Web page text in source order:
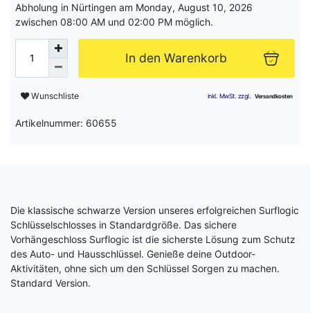
Abholung in Nürtingen am Monday, August 10, 2026
zwischen 08:00 AM und 02:00 PM möglich.
In den Warenkorb
Wunschliste
Artikelnummer: 60655
Die klassische schwarze Version unseres erfolgreichen Surflogic
Schlüsselschlosses in Standardgröße. Das sichere
Vorhängeschloss Surflogic ist die sicherste Lösung zum Schutz
des Auto- und Hausschlüssel. Genieße deine Outdoor-
Aktivitäten, ohne sich um den Schlüssel Sorgen zu machen.
Standard Version.